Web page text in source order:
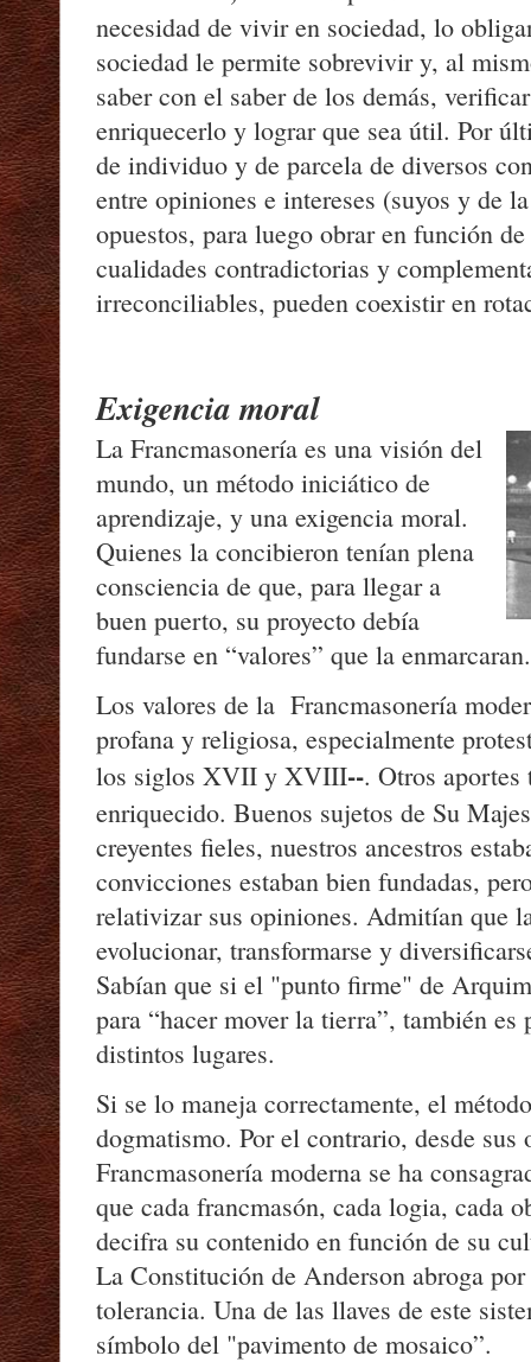
necesidad de vivir en sociedad, lo
sociedad le permite sobrevivir y, al
saber con el saber de los demás,
enriquecerlo y lograr que sea útil. Por
de individuo y de parcela de diversos
entre opiniones e intereses (suyos y de
opuestos, para luego obrar en función
cualidades contradictorias y
irreconciliables, pueden coexistir en
Exigencia moral
La Francmasonería es una visión del
mundo, un método iniciático de
aprendizaje, y una exigencia moral.
Quienes la concibieron tenían plena
consciencia de que, para llegar a
buen puerto, su proyecto debía
fundarse en “valores” que la enmarcaran.
Los valores de la Francmasonería
profana y religiosa, especialmente
los siglos XVII y XVIII--. Otros aportes
enriquecido. Buenos sujetos de Su
creyentes fieles, nuestros ancestros
convicciones estaban bien fundadas,
relativizar sus opiniones. Admitían que
evolucionar, transformarse y
Sabían que si el "punto firme" de
para “hacer mover la tierra”, también
distintos lugares.
Si se lo maneja correctamente, el
dogmatismo. Por el contrario, desde
Francmasonería moderna se ha
que cada francmasón, cada logia, cada
decifra su contenido en función de su
La Constitución de Anderson abroga
tolerancia. Una de las llaves de este
símbolo del "pavimento de mosaico”.